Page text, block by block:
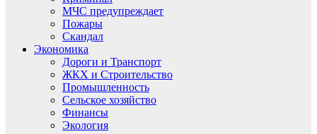
МЧС предупреждает
Пожары
Скандал
Экономика
Дороги и Транспорт
ЖКХ и Строительство
Промышленность
Сельское хозяйство
Финансы
Экология